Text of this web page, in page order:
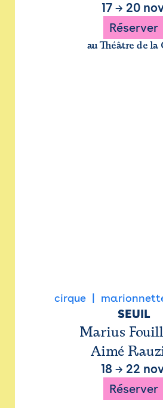
17→ 20
Réserver
au Théâtre de la
cirque
SEUIL
Marius
Aimé
18 → 22
Réserver